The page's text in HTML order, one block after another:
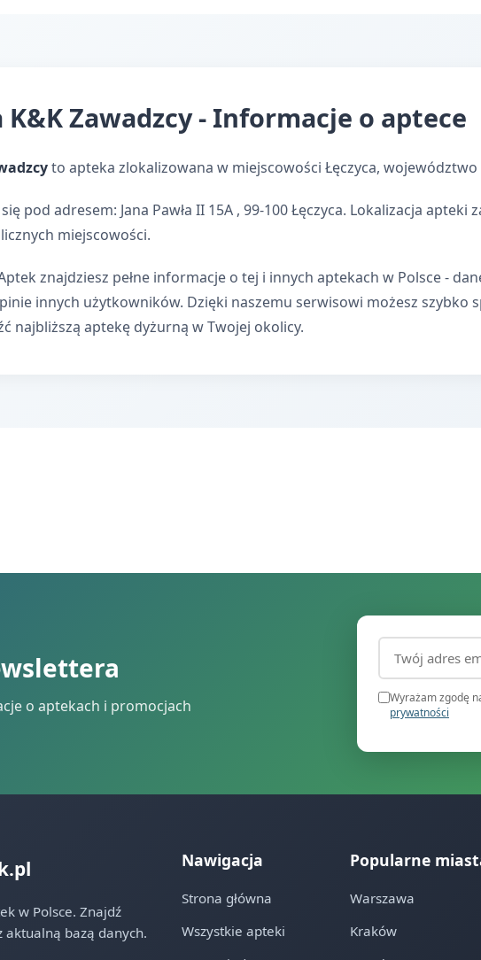
Zawadzcy - Informacje o aptece
to apteka zlokalizowana w miejscowości Łęczyca, województwo
pod adresem: Jana Pawła II 15A , 99-100 Łęczyca. Lokalizacja
miejscowości.
znajdziesz pełne informacje o tej i innych aptekach w Polsce -
innych użytkowników. Dzięki naszemu serwisowi możesz szybko
najbliższą aptekę dyżurną w Twojej okolicy.
o aptekach i promocjach
Adres email
Wyrażam zgodę
prywatności
w Polsce. Znajdź
bazą danych.
Nawigacja
Strona główna
Wszystkie apteki
Popularne
Warszawa
Kraków